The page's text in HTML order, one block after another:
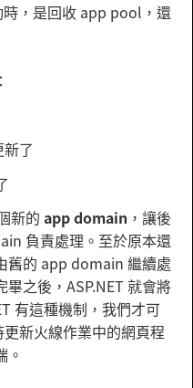
，是回收 app pool，還
了
新的 app domain ，讓後
負責處理。至於原本還
舊的 app domain 繼續處
之後，ASP.NET 就會將
有這種機制，我們才可
新火線作業中的網頁程
。